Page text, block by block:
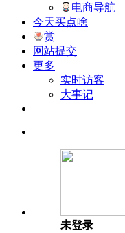
电商导航
今天买点啥
赏
网站提交
更多
实时访客
大事记
未登录